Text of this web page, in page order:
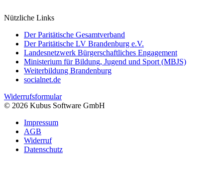
Nützliche Links
Der Paritätische Gesamtverband
Der Paritätische LV Brandenburg e.V.
Landesnetzwerk Bürgerschaftliches Engagement
Ministerium für Bildung, Jugend und Sport (MBJS)
Weiterbildung Brandenburg
socialnet.de
Widerrufsformular
© 2026 Kubus Software GmbH
Impressum
AGB
Widerruf
Datenschutz